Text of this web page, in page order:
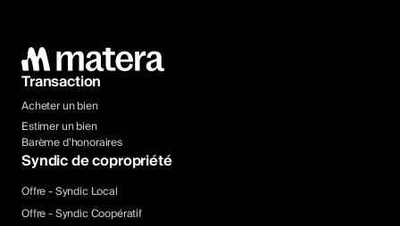
Transaction
Acheter un bien
Estimer un bien
Barème d’honoraires
Syndic de copropriété
Offre - Syndic Local
Offre - Syndic Coopératif